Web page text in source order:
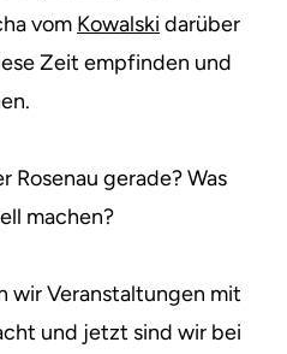
vom Kowalski darüber
Zeit empfinden und
Rosenau gerade? Was
machen?
wir Veranstaltungen mit
und jetzt sind wir bei